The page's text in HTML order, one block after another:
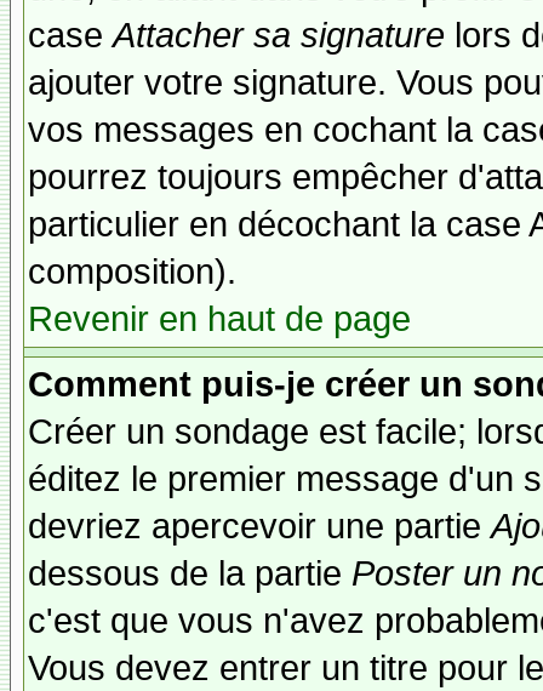
caseAttacher sa signature lors
ajouter votre signature. Vous
vos messages en cochant la
pourrez toujours empêcher
particulier en décochant la case
composition).
Revenir en haut de page
Comment puis-je créer un
Créer un sondage est facile;
éditez le premier message d'un
devriez apercevoir une partie
dessous de la partie Poster un
c'est que vous n'avez
Vous devez entrer un titre pour